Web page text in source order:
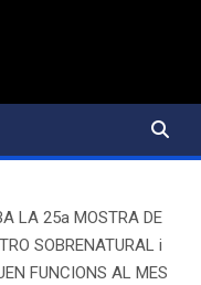
LA 25a MOSTRA DE
SOBRENATURAL i
FUNCIONS AL MES